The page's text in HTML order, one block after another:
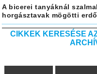
A bicerei tanyáknál
horgásztavak mögötti
CIKKEK KERESÉSE